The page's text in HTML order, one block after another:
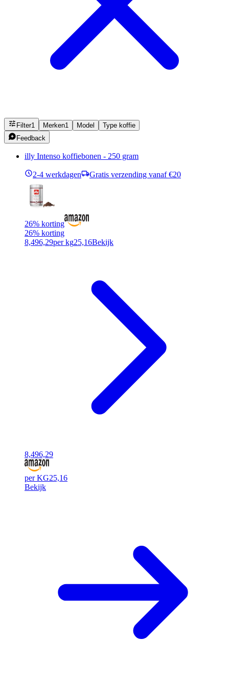
Filter1 Merken1 Model
Type koffie
Feedback
illy Intenso koffiebonen - 250 gram
2-4 werkdagen Gratis verzending vanaf €20
26% korting
26% korting
8,496,29per kg25,16Bekijk
8,496,29
per KG25,16
Bekijk